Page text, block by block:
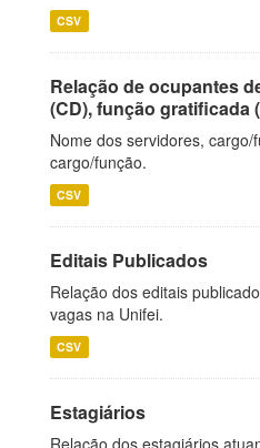
CSV
Relação de ocupantes
(CD), função gratificada
Nome dos servidores, cargo/
cargo/função.
CSV
Editais Publicados
Relação dos editais
vagas na Unifei.
CSV
Estagiários
Relação dos estagiários